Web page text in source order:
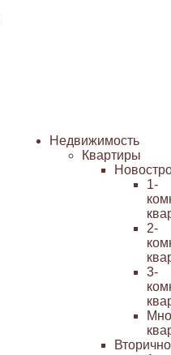
Основная
Недвижимость
Квартиры
1-
2-
3-